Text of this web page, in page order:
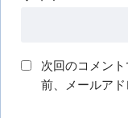
次回のコメン
前、メールアド